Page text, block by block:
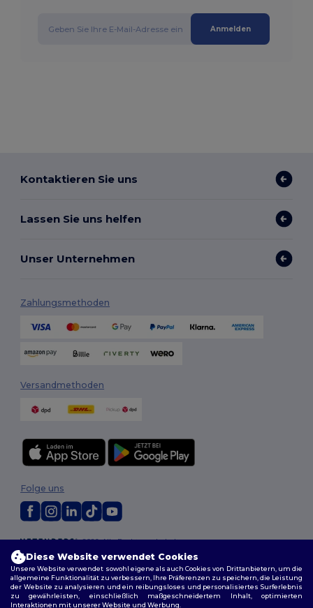
Anmelden
Kontaktieren Sie uns
Lassen Sie uns helfen
Unser Unternehmen
Zahlungsmethoden
Versandmethoden
2026. Alle Rechte vorbehalten
Allgemeine Geschäftsbedingungen|Personalisierungsrichtlinien
Datenschutzbestimmungen|Cookie-Richtlinie|Site Map
Folge uns
Berlin|Hamburg München|Köln |Frankfurt | Essen| Dortmund |
Diese Website verwendet Cookies
Unsere Website verwendet sowohl eigene als auch Cookies von Drittanbietern, um die
allgemeine Funktionalität zu verbessern, Ihre Präferenzen zu speichern, die Leistung
der Website zu analysieren und ein reibungsloses und personalisiertes Surferlebnis
zu gewährleisten, einschließlich maßgeschneidertem Inhalt, optimierten
Interaktionen mit unserer Website und Werbung.